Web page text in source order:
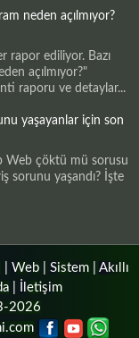
neden açılmıyor?
rapor ediliyor. Bazı
açılmıyor?"
raporu ve detaylar...
yaşayanlar için son
Web çöktü mü sorusu
sorunu yaşandı? İşte
Web| Sistem| Akıllı
İletişim
2026